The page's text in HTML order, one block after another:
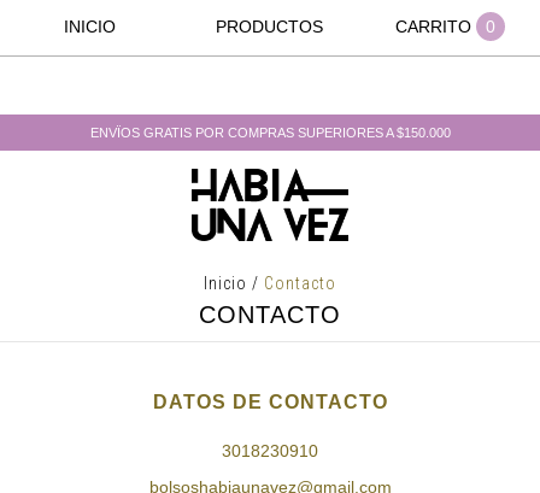
INICIO PRODUCTOS CARRITO 0
ENVÏOS GRATIS POR COMPRAS SUPERIORES A $150.000
Inicio / Contacto
CONTACTO
DATOS DE CONTACTO
3018230910
bolsoshabiaunavez@gmail.com